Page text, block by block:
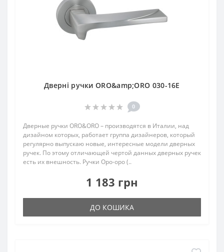
Дверні ручки ORO&amp;ORO 030-16E
0
Дверные ручки ORO&ORO – производятся в Италии, над
дизайном которых, работает группа дизайнеров, который
регулярно выпускаю новые, интересные модели дверных
ручек. По этому отличающей чертой данных дверных ручек
есть их внешность. Ручки Оро-оро (..
1 183 грн
ДО КОШИКА